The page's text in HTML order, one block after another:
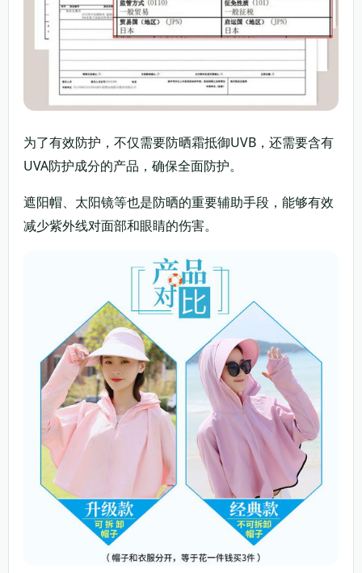
为了有效防护，不仅需要防晒霜抵御UVB，还需要含有
UVA防护成分的产品，确保全面防护。
遮阳帽、太阳镜等也是防晒的重要辅助手段，能够有效
减少紫外线对面部和眼睛的伤害。